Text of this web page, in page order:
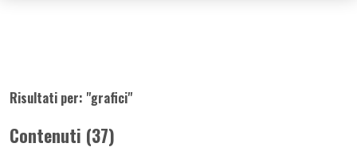
Risultati per: "grafici"
Contenuti (37)